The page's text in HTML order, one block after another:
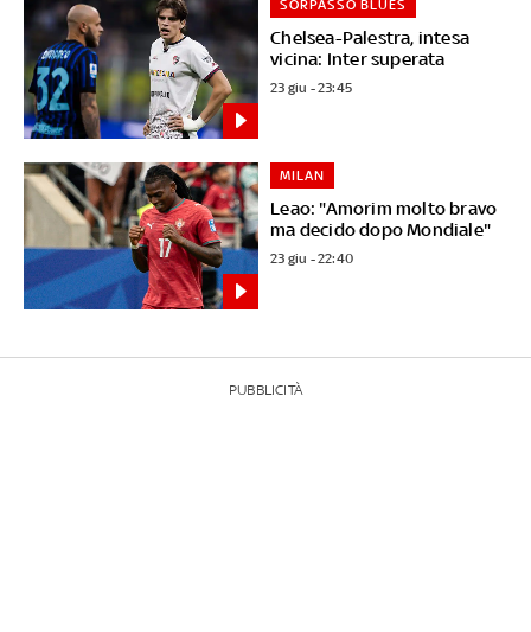
Chelsea-Palestra, intesa
vicina: Inter superata
SORPASSO BLUES
23 giu - 23:45
Leao: "Amorim molto bravo
ma decido dopo Mondiale"
MILAN
23 giu - 22:40
PUBBLICITÀ